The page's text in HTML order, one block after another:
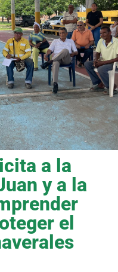
a la
y a la
el